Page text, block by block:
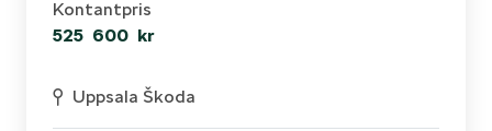
Kontantpris
525 600 kr
Uppsala Škoda